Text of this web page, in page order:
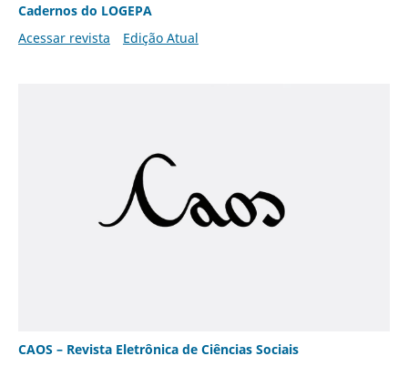
Cadernos do LOGEPA
Acessar revista
Edição Atual
CAOS – Revista Eletrônica de Ciências Sociais